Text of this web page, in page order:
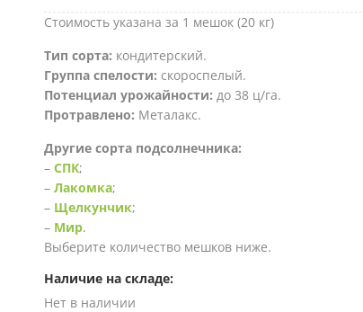
Стоимость указана за 1 мешок (20 кг)
Тип сорта: кондитерский.
Группа спелости: скороспелый.
Потенциал урожайности: до 38 ц/га.
Протравлено: Металакс.
Другие сорта подсолнечника:
– СПК;
– Лакомка;
– Щелкунчик;
– Мир.
Выберите количество мешков ниже.
Наличие на складе:
Нет в наличии